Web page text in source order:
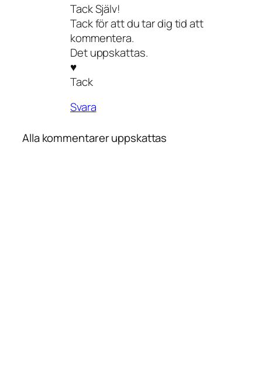
Tack Själv!
Tack för att du tar dig tid att
kommentera.
Det uppskattas.
♥
Tack
Svara
Alla kommentarer uppskattas